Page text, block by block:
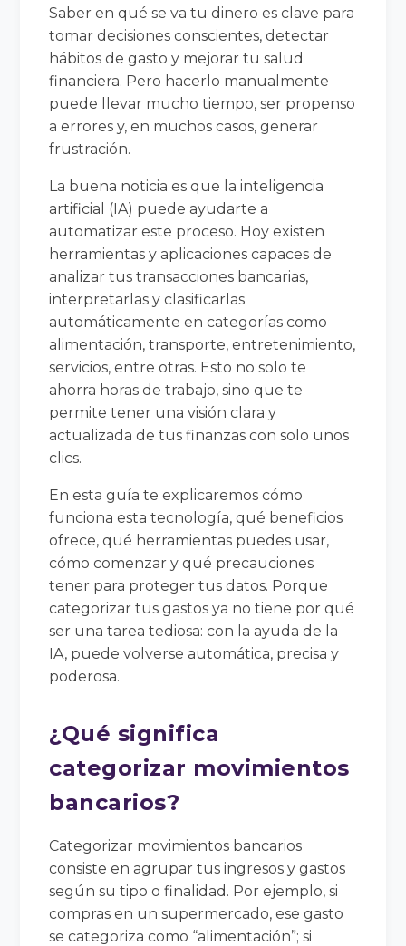
Saber en qué se va tu dinero es clave para
tomar decisiones conscientes, detectar
hábitos de gasto y mejorar tu salud
financiera. Pero hacerlo manualmente
puede llevar mucho tiempo, ser propenso
a errores y, en muchos casos, generar
frustración.
La buena noticia es que la inteligencia
artificial (IA) puede ayudarte a
automatizar este proceso. Hoy existen
herramientas y aplicaciones capaces de
analizar tus transacciones bancarias,
interpretarlas y clasificarlas
automáticamente en categorías como
alimentación, transporte, entretenimiento,
servicios, entre otras. Esto no solo te
ahorra horas de trabajo, sino que te
permite tener una visión clara y
actualizada de tus finanzas con solo unos
clics.
En esta guía te explicaremos cómo
funciona esta tecnología, qué beneficios
ofrece, qué herramientas puedes usar,
cómo comenzar y qué precauciones
tener para proteger tus datos. Porque
categorizar tus gastos ya no tiene por qué
ser una tarea tediosa: con la ayuda de la
IA, puede volverse automática, precisa y
poderosa.
¿Qué significa
categorizar movimientos
bancarios?
Categorizar movimientos bancarios
consiste en agrupar tus ingresos y gastos
según su tipo o finalidad. Por ejemplo, si
compras en un supermercado, ese gasto
se categoriza como “alimentación”; si